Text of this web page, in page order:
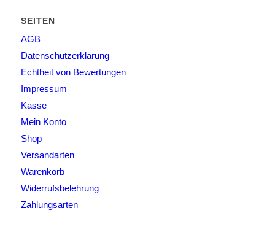
SEITEN
AGB
Datenschutzerklärung
Echtheit von Bewertungen
Impressum
Kasse
Mein Konto
Shop
Versandarten
Warenkorb
Widerrufsbelehrung
Zahlungsarten